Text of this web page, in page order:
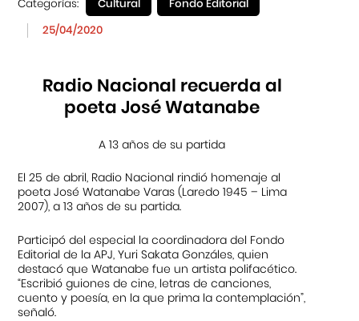
Categorías: Cultural
Fondo Editorial
25/04/2020
Radio Nacional recuerda al
poeta José Watanabe
A 13 años de su partida
El 25 de abril, Radio Nacional rindió homenaje al
poeta José Watanabe Varas (Laredo 1945 – Lima
2007), a 13 años de su partida.
Participó del especial la coordinadora del Fondo
Editorial de la APJ, Yuri Sakata Gonzáles, quien
destacó que Watanabe fue un artista polifacético.
“Escribió guiones de cine, letras de canciones,
cuento y poesía, en la que prima la contemplación”,
señaló.